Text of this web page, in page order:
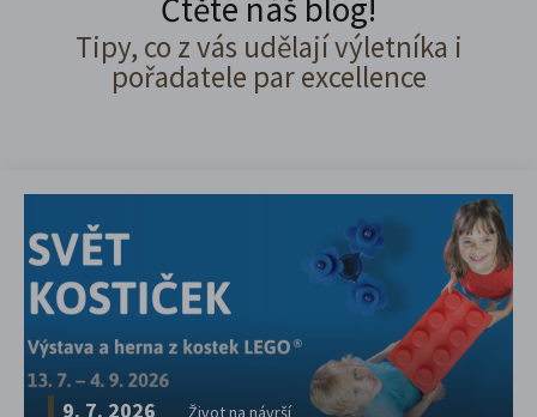
Tipy, co z vás udělají výletníka i
pořadatele par excellence
9. 7. 2026 Život na návrší